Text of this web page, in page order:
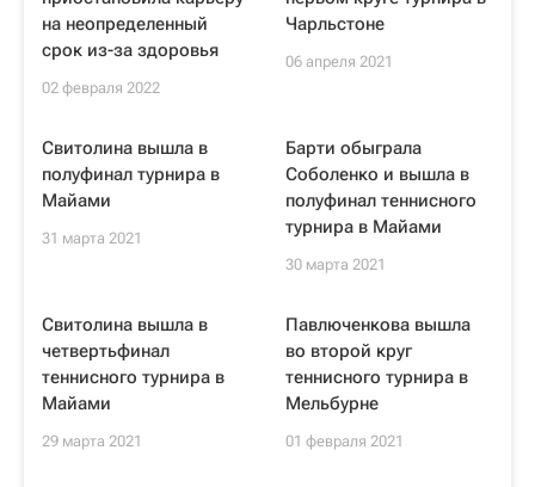
на неопределенный
срок из-за здоровья
02 февраля 2022
Чарльстоне
06 апреля 2021
Свитолина вышла в
полуфинал турнира в
Майами
31 марта 2021
Барти обыграла
Соболенко и вышла в
полуфинал теннисного
турнира в Майами
30 марта 2021
Свитолина вышла в
четвертьфинал
теннисного турнира в
Майами
29 марта 2021
Павлюченкова вышла
во второй круг
теннисного турнира в
Мельбурне
01 февраля 2021